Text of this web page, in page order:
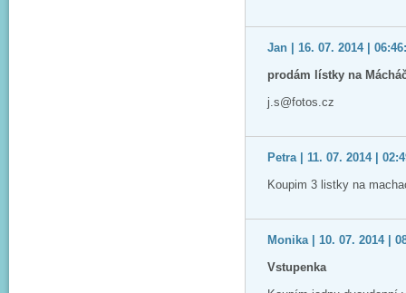
Jan | 16. 07. 2014 |
prodám lístky na
j.s@fotos.cz
Petra | 11. 07. 2014 |
Koupim 3 listky na
Monika | 10. 07. 2014 |
Vstupenka